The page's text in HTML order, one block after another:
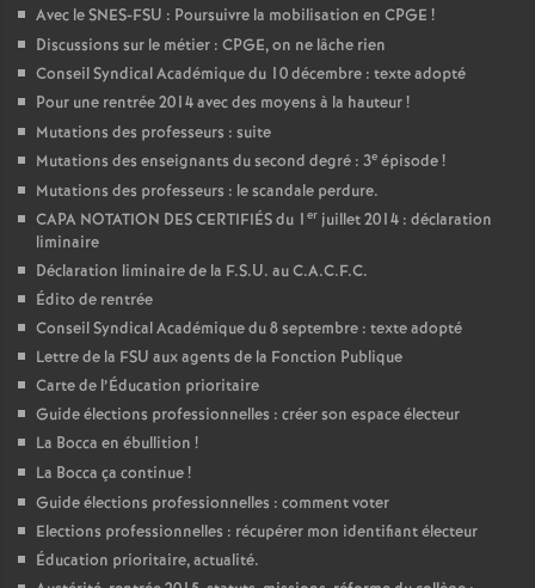
Avec le SNES-FSU : Poursuivre la mobilisation en CPGE !
Discussions sur le métier : CPGE, on ne lâche rien
Conseil Syndical Académique du 10 décembre : texte adopté
Pour une rentrée 2014 avec des moyens à la hauteur!
Mutations des professeurs : suite
Mutations des enseignants du second degré : 3e épisode!
Mutations des professeurs : le scandale perdure.
CAPA NOTATION DES CERTIFIÉS du 1 er juillet 2014 : déclaration
liminaire
Déclaration liminaire de la F.S.U. au C.A.C.F.C.
Édito de rentrée
Conseil Syndical Académique du 8 septembre : texte adopté
Lettre de la FSU aux agents de la Fonction Publique
Carte de l’Éducation prioritaire
Guide élections professionnelles : créer son espace électeur
La Bocca en ébullition !
La Bocca ça continue!
Guide élections professionnelles : comment voter
Elections professionnelles : récupérer mon identifiant électeur
Éducation prioritaire, actualité.